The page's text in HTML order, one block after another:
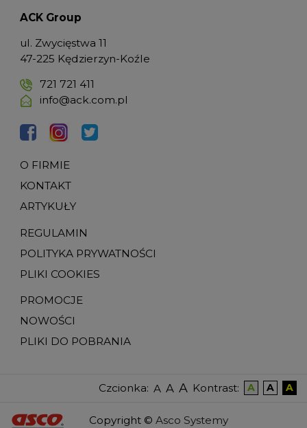
ACK Group
ul. Zwycięstwa 11
47-225 Kędzierzyn-Koźle
721 721 411
info@ack.com.pl
O FIRMIE
KONTAKT
ARTYKUŁY
REGULAMIN
POLITYKA PRYWATNOŚCI
PLIKI COOKIES
PROMOCJE
NOWOŚCI
PLIKI DO POBRANIA
Czcionka: A A A Kontrast: A A A
Copyright © Asco Systemy